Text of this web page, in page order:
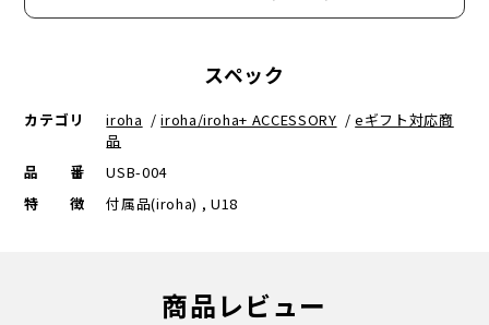
スペック
カテゴリ iroha /iroha/iroha+ ACCESSORY /eギフト対応商
品
品番
USB-004
特徴
付属品(iroha) , U18
商品レビュー